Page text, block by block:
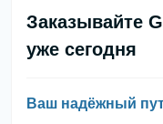
Заказывайте
уже сегодня
Ваш надёжный